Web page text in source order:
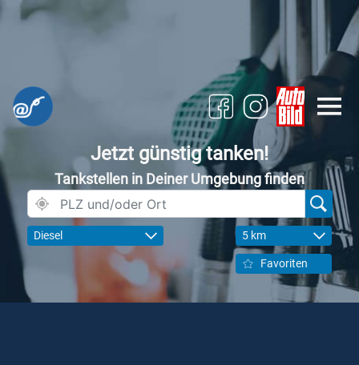
Jetzt günstig tanken!
Tankstellen in Deiner Umgebung finden
Diesel 5 km
Favoriten